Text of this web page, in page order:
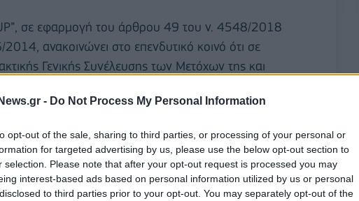
- Do Not Process My Personal Information
opt-out of the sale, sharing to third parties, or processing of your personal or
for targeted advertising by us, please use the below opt-out section to
selection. Please note that after your opt-out request is processed you may
interest-based ads based on personal information utilized by us or personal
to third parties prior to your opt-out. You may separately opt-out of the
σε εφαρμογή του άρθρου 49 του ν. 4548/2018
ανακοινώνει στο επενδυτικό κοινό ότι σε
Γενικής Συνέλευσης των Μετόχων της και
Συμβουλίου, προέβη την 18/7/2025 σε αγορά
με μέση τιμή κτήσης 3,4522 ευρώ
ίδιες μετοχές οι οποίες αντιστοιχούν σε
Εταιρείας.